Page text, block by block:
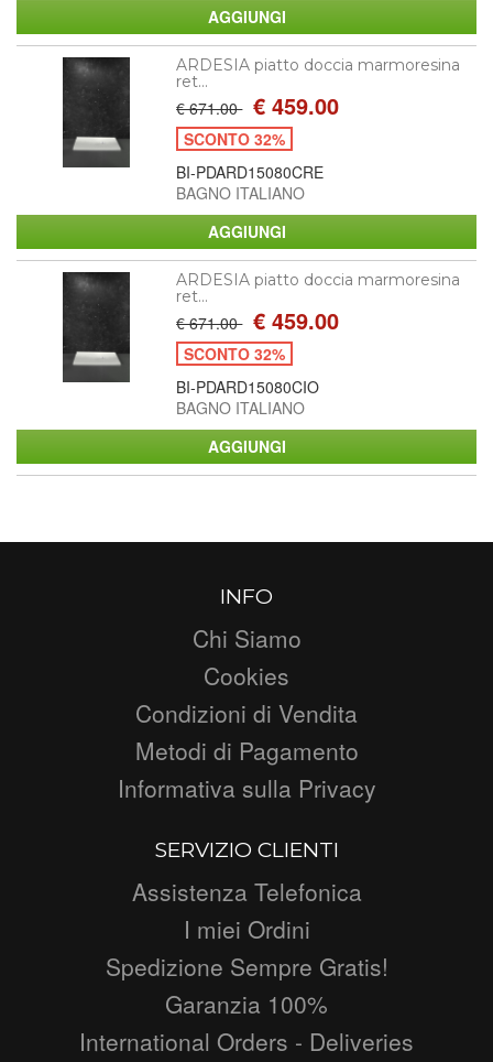
ARDESIA piatto doccia marmoresina
ret...
€ 671.00 € 459.00
SCONTO 32%
BI-PDARD15080CRE
BAGNO ITALIANO
ARDESIA piatto doccia marmoresina
ret...
€ 671.00 € 459.00
SCONTO 32%
BI-PDARD15080CIO
BAGNO ITALIANO
INFO
Chi Siamo
Cookies
Condizioni di Vendita
Metodi di Pagamento
Informativa sulla Privacy
SERVIZIO CLIENTI
Assistenza Telefonica
I miei Ordini
Spedizione Sempre Gratis!
Garanzia 100%
International Orders - Deliveries